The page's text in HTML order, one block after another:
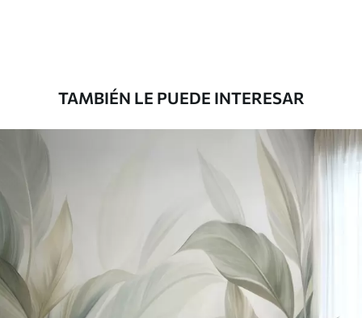
Peel and Stick
12.77$7.66/sq ft
TAMBIÉN LE PUEDE INTERESAR